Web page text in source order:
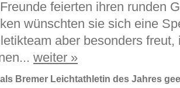
feierten ihren runden
wünschten sie sich eine
aber besonders
weiter »
Bremer Leichtathletin des Jahres